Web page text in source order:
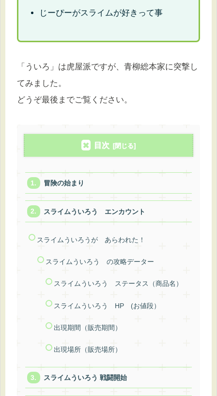
じーぴーがスライムが好きって事
「ういろ」は虎屋派ですが、青柳総本家に突撃し
てみました。
どうぞ最後までご覧ください。
目次
冒険の始まり
スライムういろう エンカウント
スライムういろうが あらわれた！
スライムういろう の攻略データー
スライムういろう ステータス（商品名）
スライムういろう HP (お値段）
出現期間（販売期間）
出現場所（販売場所）
スライムういろう 戦闘開始